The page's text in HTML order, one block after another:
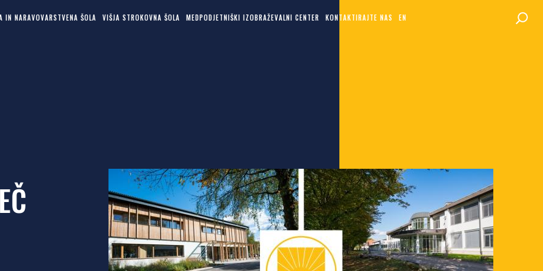
IN NARAVOVARSTVENA ŠOLA VIŠJA STROKOVNA ŠOLA MEDPODJETNIŠKI IZOBRAŽEVALNI CENTER KONTAKTIRAJTE NAS EN